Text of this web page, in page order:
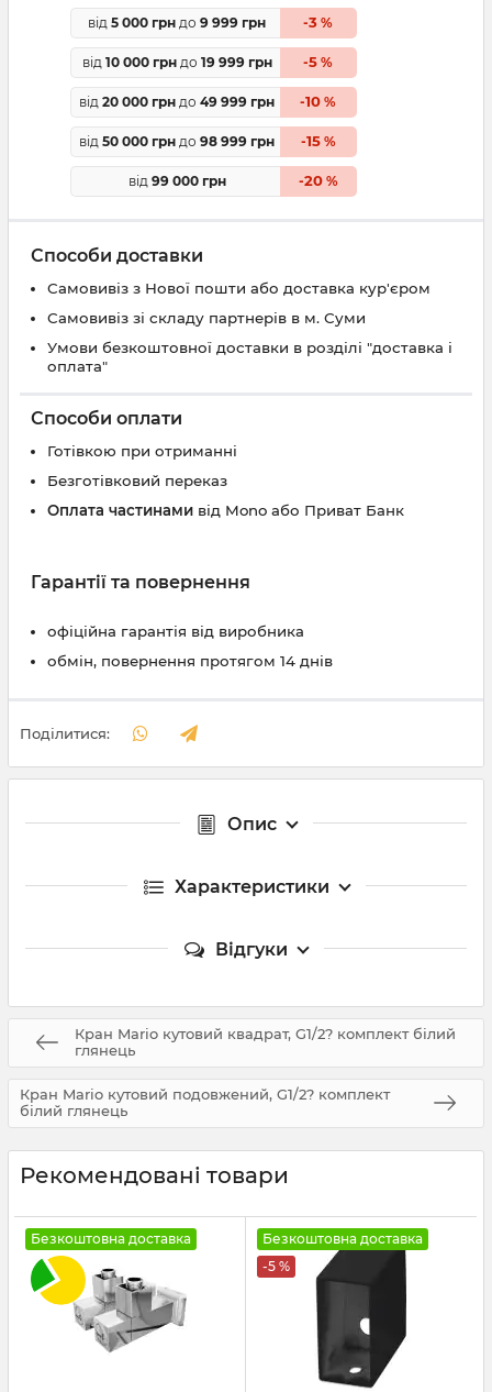
від 5 000 грн до 9 999 грн -3 %
від 10 000 грндо 19 999 грн -5 %
від 20 000 грн до 49 999 грн -10 %
від 50 000 грн до 98 999 грн -15%
від 99 000 грн -20%
Способи доставки
Самовивіз з Нової пошти або доставка кур'єром
Самовивіз зі складу партнерів в м. Суми
Умови безкоштовної доставки в розділі "доставка і
оплата"
Способи оплати
Готівкою при отриманні
Безготівковий переказ
Оплата частинами від Mono або Приват Банк
Гарантії та повернення
офіційна гарантія від виробника
обмін, повернення протягом 14 днів
Поділитися:
Опис
Характеристики
Відгуки
Кран Mario кутовий квадрат, G1/2? комплект білий
глянець
Кран Mario кутовий подовжений, G1/2? комплект
білий глянець
Рекомендовані товари
Безкоштовна доставка
Безкоштовна доставка
-5 %